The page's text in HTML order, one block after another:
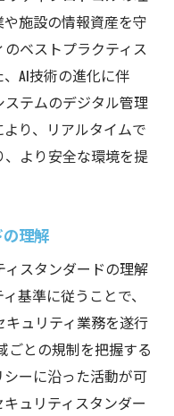
施設の情報資産を守
ベストプラクティス
AI技術の進化に伴
テムのデジタル管理
り、リアルタイムで
より安全な環境を提
理解
スタンダードの理解
基準に従うことで、
ュリティ業務を遂行
ごとの規制を把握する
ーに沿った活動が可
ュリティスタンダー